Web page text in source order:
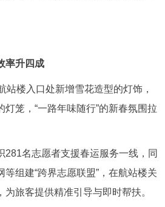
升四成
楼入口处新增雪花造型的灯饰，
笼，“一路年味随行”的新春氛围拉
名志愿者支援春运服务一线，同
组建“跨界志愿联盟”，在航站楼关
旅客提供精准引导与即时帮扶。